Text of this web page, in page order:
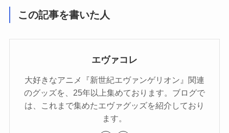
この記事を書いた人
エヴァコレ
大好きなアニメ『新世紀エヴァンゲリオン』関連
のグッズを、25年以上集めております。ブログで
は、これまで集めたエヴァグッズを紹介しており
ます。